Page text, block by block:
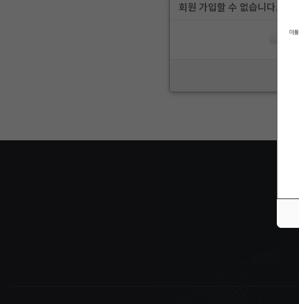
회원 가입할 수 없습니다.
로그인